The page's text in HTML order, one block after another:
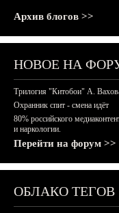
Архив блогов >>
НОВОЕ НА
Трилогия "Китобои" А.
Охранник спит - смена идёт
80% российского
и наркологии.
Перейти на форум >>
ОБЛАКО ТЕГОВ